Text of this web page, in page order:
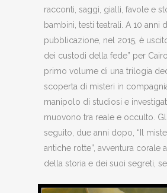
racconti, saggi, gialli, favole e
bambini, testi teatrali. A 10 anni
pubblicazione, nel 2015, è
dei custodi della fede” per
primo volume di una trilogia
scoperta di misteri in
manipolo di studiosi e
muovono tra reale e occulto.
seguito, due anni dopo, “Il
antiche rotte”, avventura corale
della storia e dei suoi segreti,